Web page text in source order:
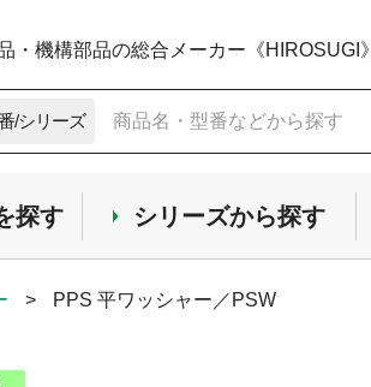
機構部品の総合メーカー《HIROSUGI》
/シリーズ
探す シリーズから探す
>
PPS 平ワッシャー／PSW